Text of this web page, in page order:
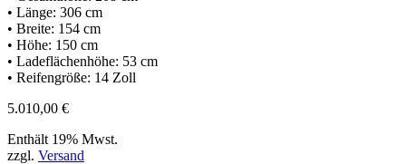
• Länge: 306 cm
• Breite: 154 cm
• Höhe: 150 cm
• Ladeflächenhöhe: 53 cm
• Reifengröße: 14 Zoll
5.010,00 €
Enthält 19% Mwst.
zzgl. Versand